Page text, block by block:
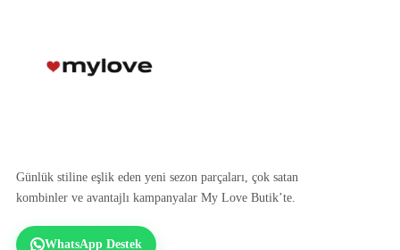
Günlük stiline eşlik eden yeni sezon parçaları, çok satan
kombinler ve avantajlı kampanyalar My Love Butik’te.
WhatsApp Destek